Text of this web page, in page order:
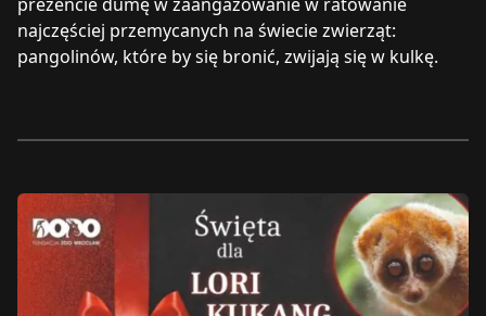
najczęściej przemycanych na świecie zwierząt:
pangolinów, które by się bronić, zwijają się w kulkę.